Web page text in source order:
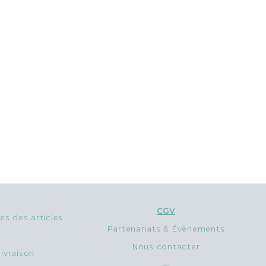
des articles
CGV
Partenariats & Évènements
Nous contacter